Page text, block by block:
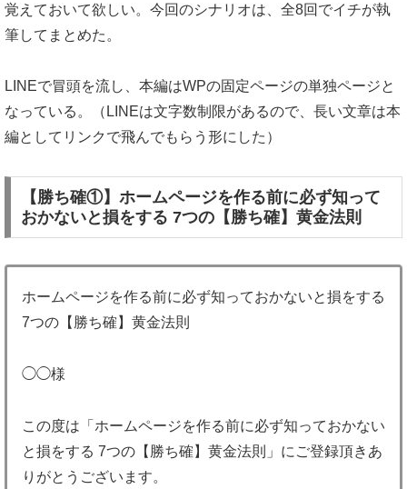
覚えておいて欲しい。今回のシナリオは、全8回でイチが執
筆してまとめた。
LINEで冒頭を流し、本編はWPの固定ページの単独ページと
なっている。（LINEは文字数制限があるので、長い文章は本
編としてリンクで飛んでもらう形にした）
【勝ち確①】 ホームページを作る前に必ず知って
おかないと損をする 7つの【勝ち確】黄金法則
ホームページを作る前に必ず知っておかないと損をする
7つの【勝ち確】黄金法則
◯◯様
この度は「ホームページを作る前に必ず知っておかない
と損をする 7つの【勝ち確】黄金法則」にご登録頂きあ
りがとうございます。